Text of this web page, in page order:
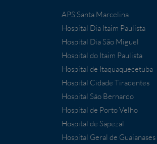
APS Santa Marcelina
Hospital Dia Itaim Paulista
Hospital Dia São Miguel
Hospital do Itaim Paulista
Hospital de Itaquaquecetuba
Hospital Cidade Tiradentes
Hospital São Bernardo
Hospital de Porto Velho
Hospital de Sapezal
Hospital Geral de Guaianases